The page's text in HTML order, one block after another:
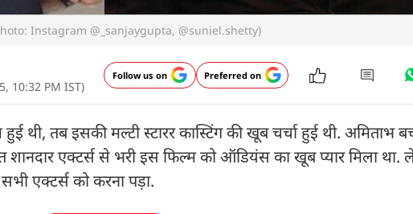
(Photo: Instagram @_sanjaygupta, @suniel.shetty)
10:32 PM IST)
Follow us on Preferred on
थी, तब इसकी मल्टी स्टारर कास्टिंग की खूब चर्चा हुई थी. अमिताभ
एक्टर्स से भरी इस फिल्म को ऑडियंस का खूब प्यार मिला था.
एक्टर्स को करना पड़ा.